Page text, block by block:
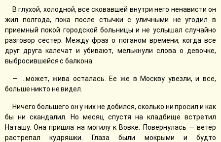
В глухой, холодной, все сковавшей внутри него ненависти он
жил полгода, пока после стычки с уличными не угодил в
приемный покой городской больницы и не услышал случайно
разговор сестер. Между фраз о поганом времени, когда все
друг друга калечат и убивают, мелькнули слова о девочке,
выбросившейся с балкона.
— ...может, жива осталась. Ее же в Москву увезли, и все,
больше никто не видел.
Ничего большего он у них не добился, сколько ни просил и как
бы ни скандалил. Но месяц спустя на кладбище встретил
Наташу. Она пришла на могилу к Вовке. Повернулась — ветер
растрепал кудряшки. Глаза были мокрыми и будто